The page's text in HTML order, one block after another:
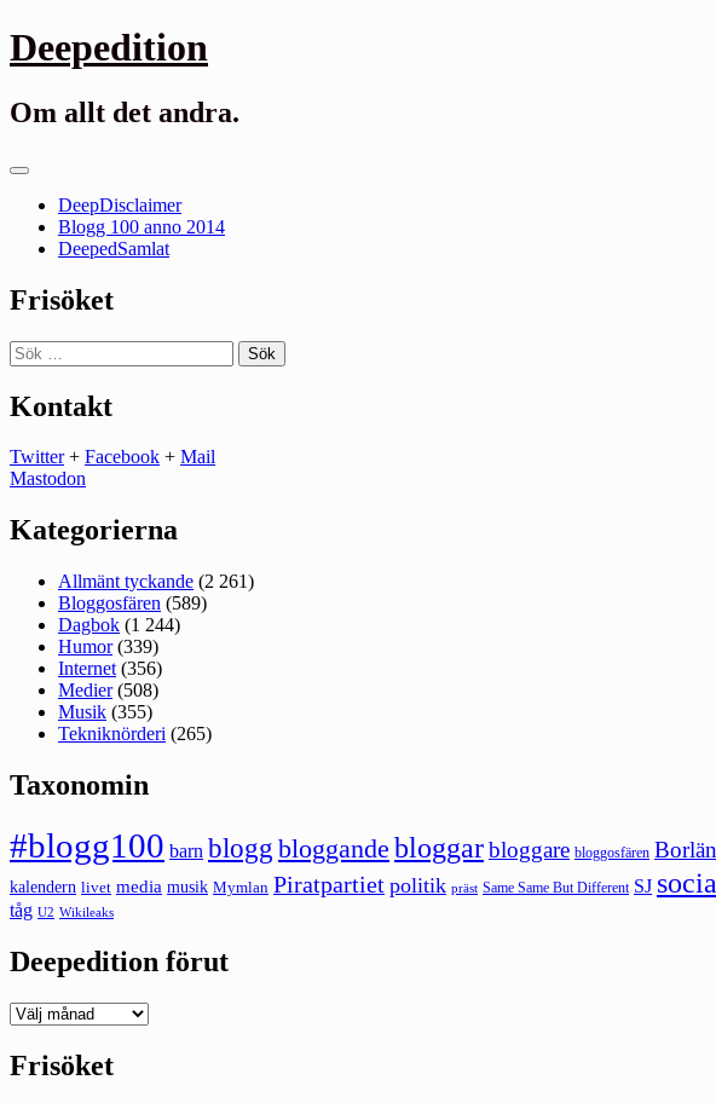
Gå
till
Deepedition
Om allt det andra.
Primär
DeepDisclaimer
Blogg 100 anno 2014
DeepedSamlat
Frisöket
Sök
efter:
Kontakt
Twitter+ Facebook + Mail
Mastodon
Kategorierna
Allmänt tyckande (2 261)
Bloggosfären (589)
Dagbok (1 244)
Humor(339)
Internet (356)
Medier(508)
Musik (355)
Tekniknörderi (265)
Taxonomin
#blogg100 barn blogg bloggande bloggarbloggare bloggosfären
kalendern livet media musik Mymlan Piratpartiet politik präst Same Same But Different SJ
tåg U2 Wikileaks
Deepedition förut
Deepedition
Frisöket